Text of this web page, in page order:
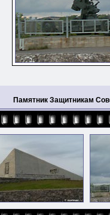
Памятник Защитникам